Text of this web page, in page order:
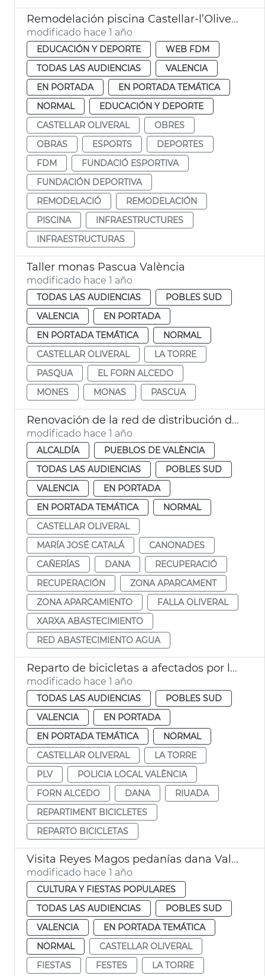
Remodelación piscina Castellar-l’Oliveral
modificado hace 1 año
EDUCACIÓN Y DEPORTE
WEB FDM
TODAS LAS AUDIENCIAS
VALENCIA
EN PORTADA
EN PORTADA TEMÁTICA
NORMAL
EDUCACIÓN Y DEPORTE
CASTELLAR OLIVERAL
OBRES
OBRAS
ESPORTS
DEPORTES
FDM
FUNDACIÓ ESPORTIVA
FUNDACIÓN DEPORTIVA
REMODELACIÓ
REMODELACIÓN
PISCINA
INFRAESTRUCTURES
INFRAESTRUCTURAS
Taller monas Pascua València
modificado hace 1 año
TODAS LAS AUDIENCIAS
POBLES SUD
VALENCIA
EN PORTADA
EN PORTADA TEMÁTICA
NORMAL
CASTELLAR OLIVERAL
LA TORRE
PASQUA
EL FORN ALCEDO
MONES
MONAS PASCUA
Renovación de la red de distribución de agua potable de Castellar-l´Oliveral
modificado hace 1 año
ALCALDÍA
PUEBLOS DE VALÈNCIA
TODAS LAS AUDIENCIAS
POBLES SUD
VALENCIA
EN PORTADA
EN PORTADA TEMÁTICA
NORMAL
CASTELLAR OLIVERAL
MARÍA JOSÉ CATALÁ
CANONADES
CAÑERÍAS
DANA
RECUPERACIÓ
RECUPERACIÓN
ZONA APARCAMENT
ZONA APARCAMIENTO
FALLA OLIVERAL
XARXA ABASTECIMIENTO
RED ABASTECIMIENTO AGUA
Reparto de bicicletas a afectados por la dana València
modificado hace 1 año
TODAS LAS AUDIENCIAS
POBLES SUD
VALENCIA
EN PORTADA
EN PORTADA TEMÁTICA
NORMAL
CASTELLAR OLIVERAL
LA TORRE
PLV
POLICIA LOCAL VALÈNCIA
FORN ALCEDO
DANA
RIUADA
REPARTIMENT BICICLETES
REPARTO BICICLETAS
Visita Reyes Magos pedanías dana València
modificado hace 1 año
CULTURA Y FIESTAS POPULARES
TODAS LAS AUDIENCIAS
POBLES SUD
VALENCIA
EN PORTADA TEMÁTICA
NORMAL
CASTELLAR OLIVERAL
FIESTAS
FESTES
LA TORRE